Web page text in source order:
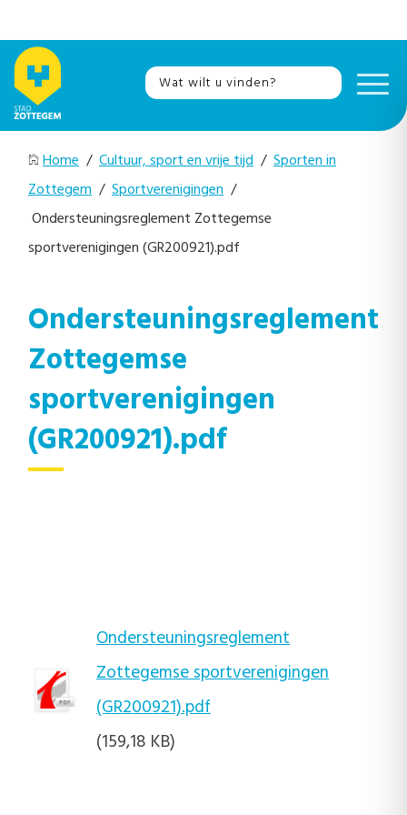
Home / Cultuur, sport en vrije tijd / Sporten in
Zottegem / Sportverenigingen /
Ondersteuningsreglement Zottegemse
sportverenigingen (GR200921).pdf
Ondersteuningsreglement
Zottegemse
sportverenigingen
(GR200921).pdf
Ondersteuningsreglement
Zottegemse sportverenigingen
(GR200921).pdf
(159,18 KB)